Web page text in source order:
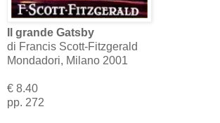
Il grande Gatsby
di Francis Scott-Fitzgerald
Mondadori, Milano 2001
€ 8.40
pp. 272